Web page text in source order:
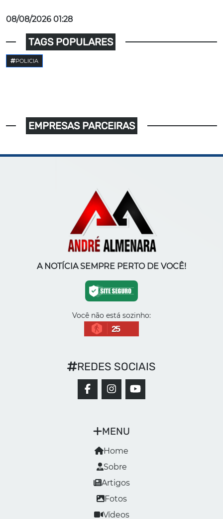
08/08/2026 01:28
TAGS POPULARES
POLICIA
EMPRESAS PARCEIRAS
A NOTÍCIA SEMPRE PERTO DE VOCÊ!
Você não está sozinho:
25
MENU
Home
Sobre
Artigos
Fotos
Vídeos
REDES SOCIAIS